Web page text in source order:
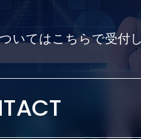
機
いては こちらで受付